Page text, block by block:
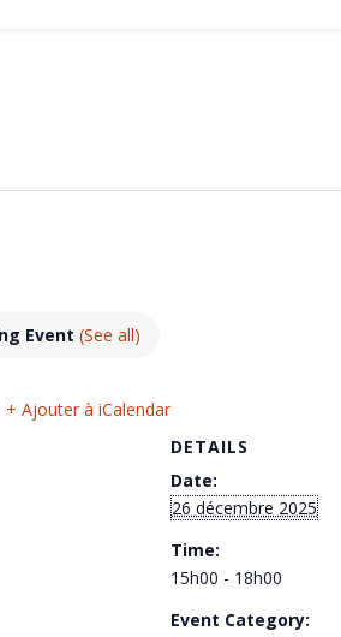
Event (See all)
+ Ajouter à iCalendar
DETAILS
Date:
26 décembre 2025
Time:
15h00 - 18h00
Event Category: